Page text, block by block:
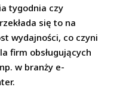
tygodnia czy
się to na
wydajności, co czyni
firm obsługujących
w branży e-